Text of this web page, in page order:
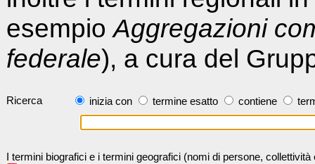
esempioAggregazioni
federale), a cura del
Ricerca inizia con termine esatto contiene
I termini biografici e i termini geografici (nomi di persone,